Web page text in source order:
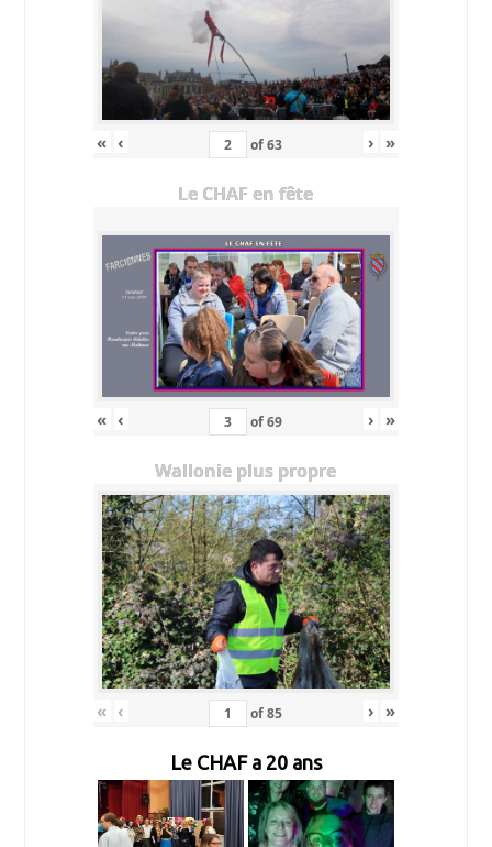
« ‹ of63 › »
Le CHAF en fête
« ‹ of69 › »
Wallonie plus propre
« ‹ of85 › »
Le CHAF a 20 ans